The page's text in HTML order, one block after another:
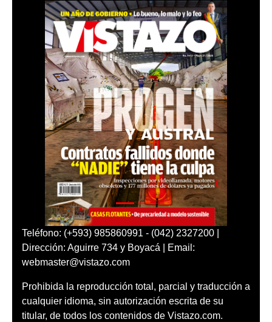
Teléfono: (+593) 985860991 - (042) 2327200 |
Dirección: Aguirre 734 y Boyacá | Email:
webmaster@vistazo.com
Prohibida la reproducción total, parcial y traducción a
cualquier idioma, sin autorización escrita de su
titular, de todos los contenidos de Vistazo.com.